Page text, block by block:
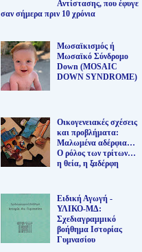
Αντίστασης, που έφυγε
σαν σήμερα πριν 10 χρόνια
Μωσαϊκισμός ή
Μωσαϊκό Σύνδρομο
Down (MOSAIC
DOWN SYNDROME)
Οικογενειακές σχέσεις
και προβλήματα:
Μαλωμένα αδέρφια…
Ο ρόλος των τρίτων…
η θεία, η ξαδέρφη
Ειδική Αγωγή -
ΥΛΙΚΟ-ΜΔ:
Σχεδιαγραμμικό
βοήθημα Ιστορίας
Γυμνασίου